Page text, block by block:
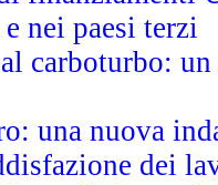
nei paesi terzi
carboturbo:
una nuova
dei